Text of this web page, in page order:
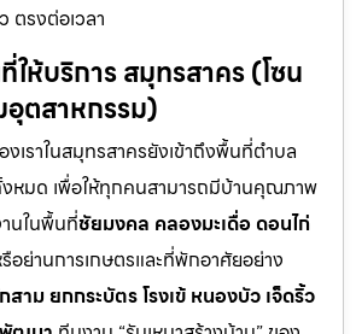
ตรงต่อเวลา
ห้บริการ สมุทรสาคร (โซน
ตสาหกรรม)
เราในสมุทรสาครยังเข้าถึงพื้นที่ตำบล
หมด เพื่อให้ทุกคนสามารถมีบ้านคุณภาพ
านในพื้นที่ชัยมงคล คลองมะเดื่อ ดอนไก่
อย่านการเกษตรและที่พักอาศัยอย่าง
าม ยกกระบัตร โรงเข้ หนองบัว เจ็ดริ้ว